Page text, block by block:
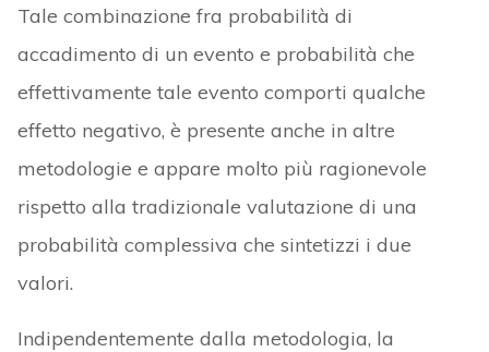
Tale combinazione fra probabilità di
accadimento di un evento e probabilità che
effettivamente tale evento comporti qualche
effetto negativo, è presente anche in altre
metodologie e appare molto più ragionevole
rispetto alla tradizionale valutazione di una
probabilità complessiva che sintetizzi i due
valori.
Indipendentemente dalla metodologia, la